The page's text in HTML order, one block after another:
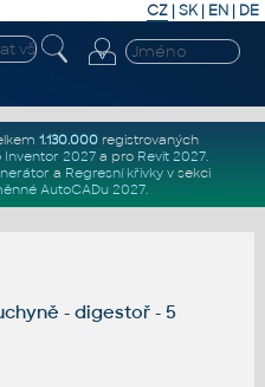
CZ | SK| EN | DE
1.130.000registrovaných
Inventor 2027a pro Revit 2027.
a Regresní křivkyv sekci
AutoCADu 2027.
- digestoř - 5